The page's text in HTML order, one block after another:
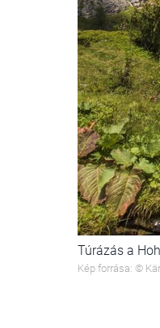
Túrázás a
Kép forrása: ©